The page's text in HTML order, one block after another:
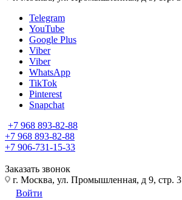
Telegram
YouTube
Google Plus
Viber
Viber
WhatsApp
TikTok
Pinterest
Snapchat
+7 968 893-82-88
+7 968 893-82-88
+7 906-731-15-33
Заказать звонок
г. Москва, ул. Промышленная, д 9, стр. 3
Войти